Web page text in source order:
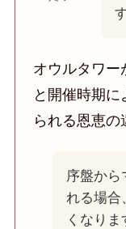
オウルタワー
と開催時期
られる恩恵の
序盤から
れる場合
くなりま